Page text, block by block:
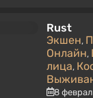
Rust
Экшен,
Онлайн,
лица,
8